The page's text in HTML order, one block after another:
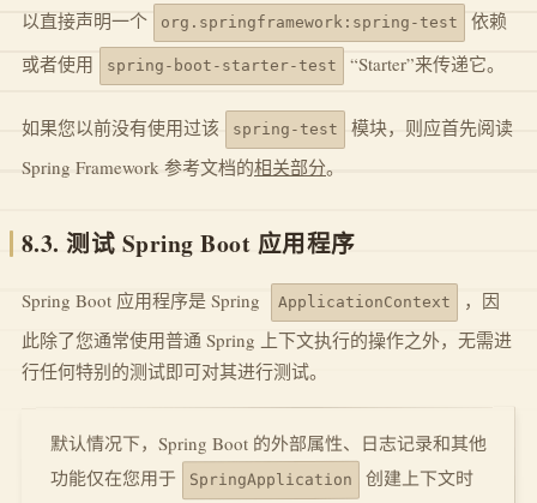
以直接声明一个
org.springframework:spring-test
依赖
或者使用
spring-boot-starter-test “Starter”来传递它。
如果您以前没有使用过该 spring-test
模块，则应首先阅读
Spring Framework 参考文档的相关部分。
8.3. 测试 Spring Boot 应用程序
Spring Boot 应用程序是 Spring ApplicationContext
，因
此除了您通常使用普通 Spring 上下文执行的操作之外，无需进
行任何特别的测试即可对其进行测试。
默认情况下，Spring Boot 的外部属性、日志记录和其他
功能仅在您用于 SpringApplication 创建上下文时